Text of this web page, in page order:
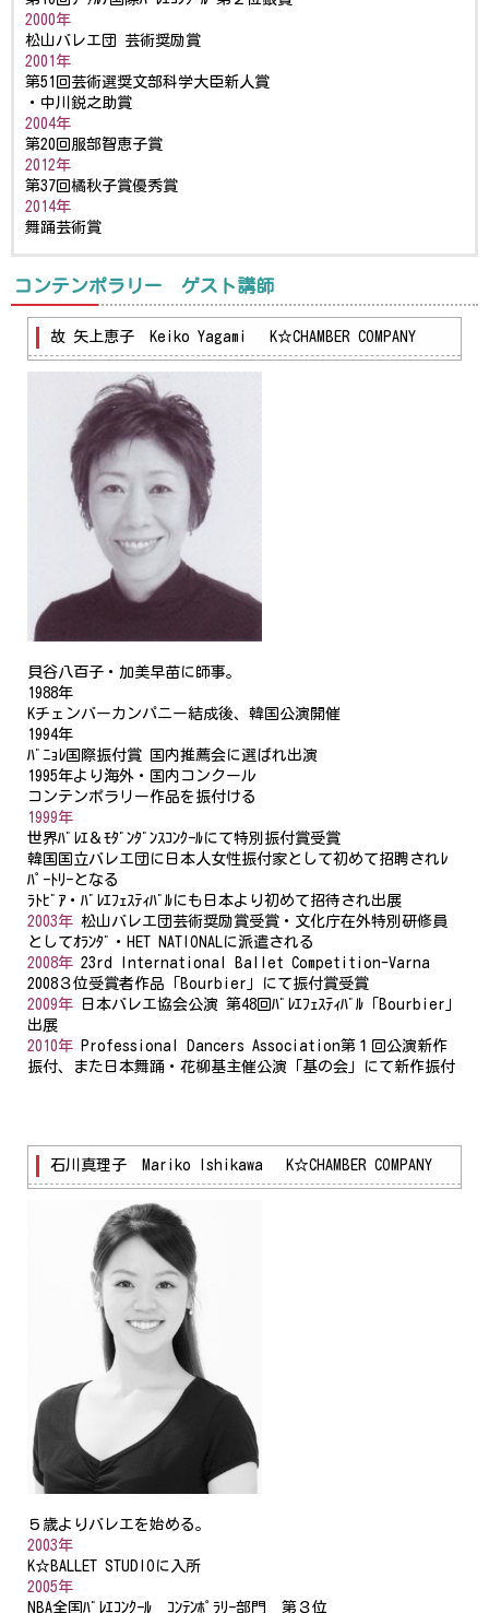
2000年
松山バレエ団 芸術奨励賞
2001年
第51回芸術選奨文部科学大臣新人賞
・中川鋭之助賞
2004年
第20回服部智恵子賞
2012年
第37回橘秋子賞優秀賞
2014年
舞踊芸術賞
コンテンポラリー ゲスト講師
故 矢上恵子 Keiko Yagami K☆CHAMBER COMPANY
貝谷八百子・加美早苗に師事。
1988年
Kチェンバーカンパニー結成後、韓国公演開催
1994年
ﾊﾞﾆｮﾚ国際振付賞 国内推薦会に選ばれ出演
1995年より海外・国内コンクール
コンテンポラリー作品を振付ける
1999年
世界ﾊﾞﾚｴ＆ﾓﾀﾞﾝﾀﾞﾝｽｺﾝｸｰﾙにて特別振付賞受賞
韓国国立バレエ団に日本人女性振付家として初めて招聘されﾚ
ﾊﾟｰﾄﾘｰとなる
ﾗﾄﾋﾞｱ・ﾊﾞﾚｴﾌｪｽﾃｨﾊﾞﾙにも日本より初めて招待され出展
2003年 松山バレエ団芸術奨励賞受賞・文化庁在外特別研修員
としてｵﾗﾝﾀﾞ・HET NATIONALに派遣される
2008年 23rd International Ballet Competition-Varna
2008３位受賞者作品「Bourbier」にて振付賞受賞
2009年
日本バレエ協会公演 第48回ﾊﾞﾚｴﾌｪｽﾃｨﾊﾞﾙ「Bourbier」
出展
2010年 Professional Dancers Association第１回公演新作
振付、また日本舞踊・花柳基主催公演「基の会」にて新作振付
石川真理子 Mariko Ishikawa K☆CHAMBER COMPANY
５歳よりバレエを始める。
2003年
K☆BALLET STUDIOに入所
2005年
NBA全国ﾊﾞﾚｴｺﾝｸｰﾙ ｺﾝﾃﾝﾎﾟﾗﾘｰ部門 第３位